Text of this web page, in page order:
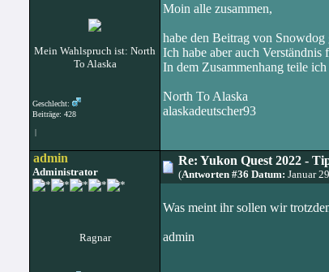
Mein Wahlspruch ist: North
To Alaska
Geschlecht:
Beiträge: 428
|
Moin alle zusammen,
habe den Beitrag von
Ich habe aber auch
In dem Zusammenhang teile
North To Alaska
alaskadeutscher93
admin
Administrator
Ragnar
Re: Yukon Quest 2022 -
(Antworten #36 Datum: Januar
Was meint ihr sollen wir
admin